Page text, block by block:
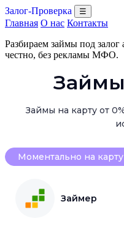
Залог-Проверка ☰
Главная О нас Контакты
Разбираем займы под
честно, без рекламы МФО.
Займы
Займы на карту от
Моментально на карту
Займер